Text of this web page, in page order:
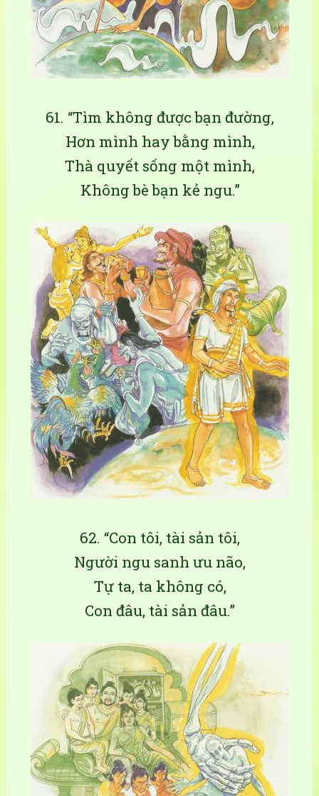
61. “Tìm không được bạn đường,
Hơn mình hay bằng mình,
Thà quyết sống một mình,
Không bè bạn kẻ ngu.”
62. “Con tôi, tài sản tôi,
Người ngu sanh ưu não,
Tự ta, ta không có,
Con đâu, tài sản đâu.”